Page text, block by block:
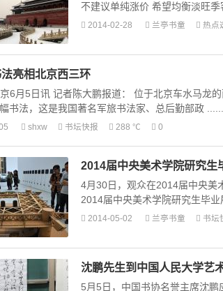
不建议单纯涨价 希望均衡淡旺
2014-02-28 兰亭书童 热点
亮相北京西三环
月5日讯 记者陈大鹏报道： 位于北京车水马龙的
书法，这是我国著名军旅书法家、总后勤部政 ......
shxw 书坛快报 288 ℃ 0
2014届中央美术学院研究生
4月30日，观众在2014届中央
2014届中央美术学院研究生毕业
2014-05-02 兰亭书童 书坛
沈鹏先生到中国人民大学艺
5月5日，中国书协名誉主席沈